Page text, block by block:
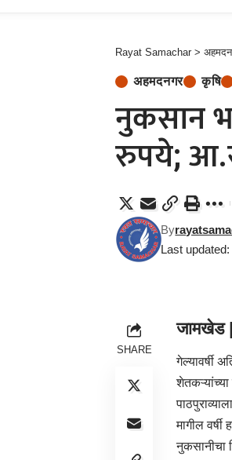
Rayat Samachar >
अहमदनगर कृषि
नुकसान
रुपये;
Last
By
SHARE
जामखेड
गेल्यावर्षी
शेतकऱ्यांच्या
मागील
नुकसानीचा